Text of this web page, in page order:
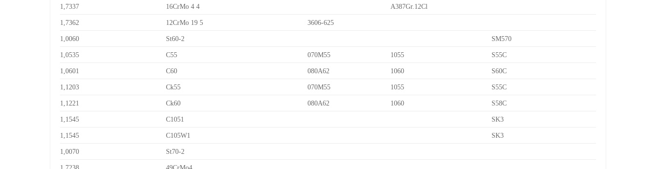
1,7337 16CrMo 4 4 A387Gr.12Cl
1,7362 12CrMo 19 5 3606-625
1,0060 St60-2 SM570
1,0535 C55 070M55 1055 S55C
1,0601 C60 080A62 1060 S60C
1,1203 Ck55 070M55 1055 S55C
1,1221 Ck60 080A62 1060 S58C
1,1545 C1051 SK3
1,1545 C105W1 SK3
1,0070 St70-2